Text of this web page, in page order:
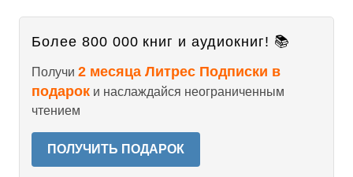
Более 800 000 книг и аудиокниг! 📚
Получи 2 месяца Литрес Подписки в
подарок и наслаждайся неограниченным
чтением
ПОЛУЧИТЬ ПОДАРОК